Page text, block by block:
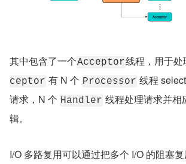
其中包含了一个Acceptor线程，用于处
ceptor 有 N 个 Processor 线程
请求，N 个 Handler 线程处理请求并相
辑。
I/O 多路复用可以通过把多个 I/O 的阻塞